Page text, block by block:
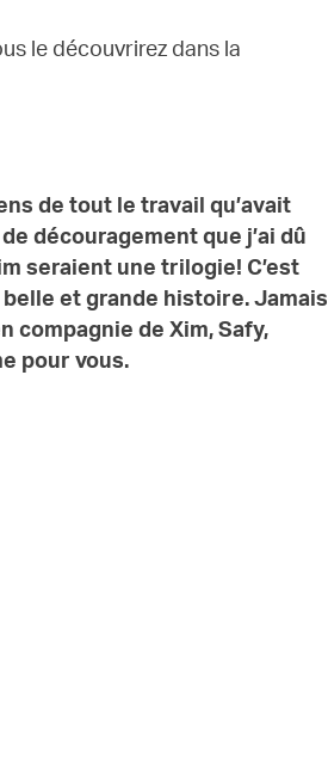
le découvrirez dans la
de tout le travail qu’avait
découragement que j’ai dû
seraient une trilogie! C’est
et grande histoire. Jamais
compagnie de Xim, Safy,
pour vous.